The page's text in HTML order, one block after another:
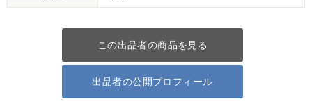
この出品者の商品を見る
出品者の公開プロフィール